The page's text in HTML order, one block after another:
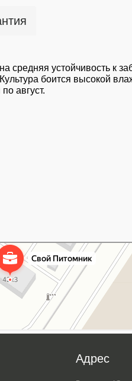
средняя устойчивость к
боится высокой
август.
Адрес